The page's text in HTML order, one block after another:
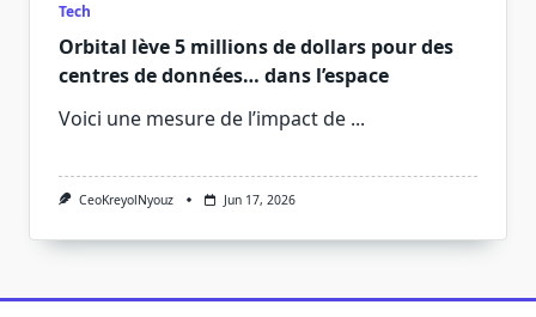
Tech
Orbital lève 5 millions de dollars pour des
centres de données… dans l’espace
Voici une mesure de l’impact de ...
CeoKreyolNyouz Jun 17, 2026